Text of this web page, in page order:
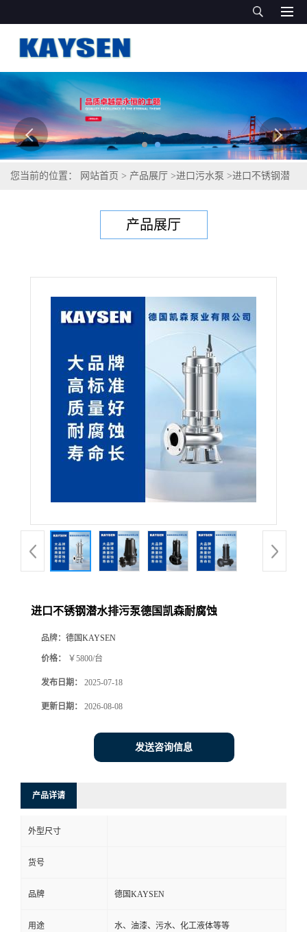
您当前的位置： 网站首页 > 产品展厅 >进口污水泵 >进口不锈钢潜
产品展厅
进口不锈钢潜水排污泵德国凯森耐腐蚀
品牌： 德国KAYSEN
价格： ￥5800/台
发布日期： 2025-07-18
更新日期： 2026-08-08
发送咨询信息
产品详请
外型尺寸
货号
品牌 德国KAYSEN
用途 水、油漆、污水、化工液体等等